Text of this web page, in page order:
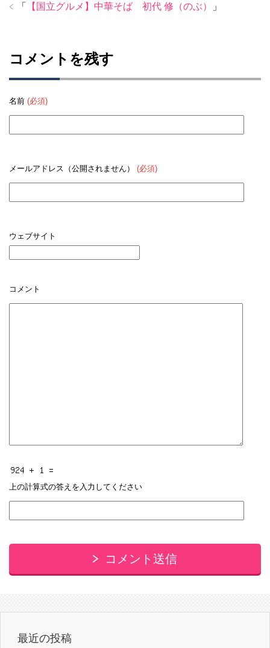
「 【国立グルメ】中華そば 初代 修（のぶ） 」
コメントを残す
名前 (必須)
メールアドレス（公開されません） (必須)
ウェブサイト
コメント
上の計算式の答えを入力してください
コメント送信
最近の投稿